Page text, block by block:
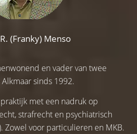
(Franky) Menso
en vader van twee
sinds 1992.
met een nadruk op
strafrecht en psychiatrisch
Zowel voor particulieren en MKB.